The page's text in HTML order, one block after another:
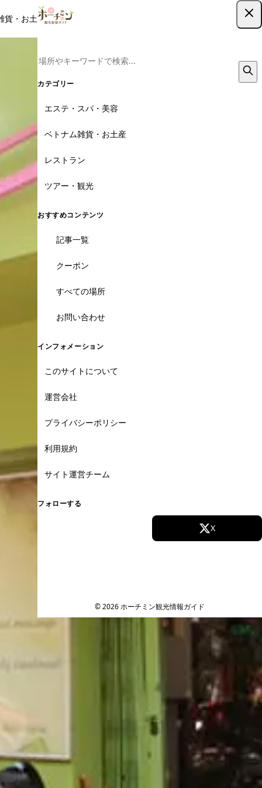
貨・お土産レストラン
カテゴリー
エステ・スパ・美容
ベトナム雑貨・お土産
レストラン
ツアー・観光
おすすめコンテンツ
記事一覧
クーポン
すべての場所
お問い合わせ
インフォメーション
このサイトについて
運営会社
プライバシーポリシー
利用規約
サイト運営チーム
フォローする
X
© 2026 ホーチミン観光情報ガイド